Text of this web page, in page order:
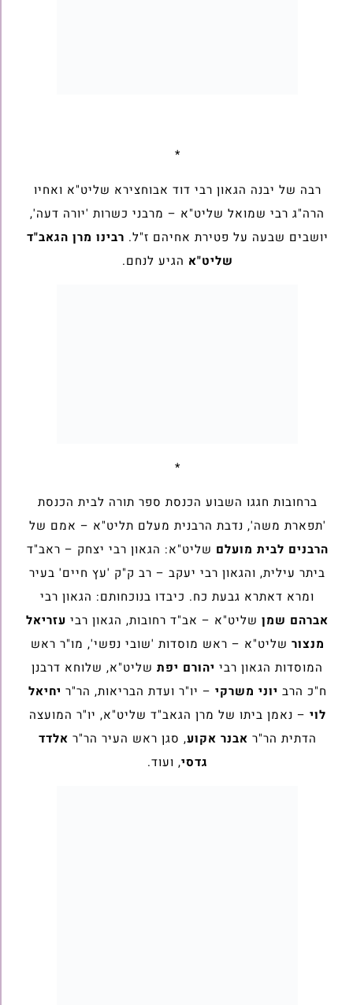
*
רבה של יבנה הגאון רבי דוד אבוחצירא שליט"א ואחיו
הרה"ג רבי שמואל שליט"א – מרבני כשרות 'יורה דעה',
יושבים שבעה על פטירת אחיהם ז"ל. רבינו מרן הגאב"ד
שליט"א הגיע לנחם.
*
ברחובות חגגו השבוע הכנסת ספר תורה לבית הכנסת
'תפארת משה', נדבת הרבנית מעלם תליט"א – אמם של
הרבנים לבית מועלם שליט"א: הגאון רבי יצחק – ראב"ד
ביתר עילית, והגאון רבי יעקב – רב ק"ק 'עץ חיים' בעיר
ומרא דאתרא גבעת כח. כיבדו בנוכחותם: הגאון רבי
אברהם שמן שליט"א – אב"ד רחובות, הגאון רבי עזריאל
מנצור שליט"א – ראש מוסדות 'שובי נפשי', מו"ר ראש
המוסדות הגאון רבי יהורם יפת שליט"א, שלוחא דרבנן
ח"כ הרב יוני משרקי – יו"ר ועדת הבריאות, הר"ר יחיאל
לוי – נאמן ביתו של מרן הגאב"ד שליט"א, יו"ר המועצה
הדתית הר"ר אבנר אקוע, סגן ראש העיר הר"ר אלדד
גדסי, ועוד.